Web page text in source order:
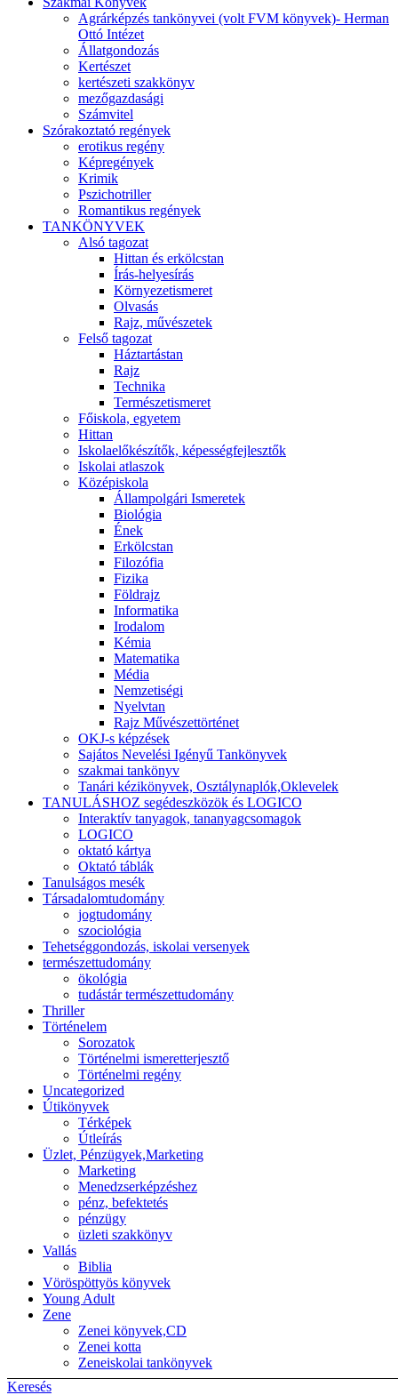
Keresés
Agrárképzés tankönyvei (volt FVM könyvek)- Herman
Ottó Intézet
Állatgondozás
Kertészet
kertészeti szakkönyv
mezőgazdasági
Számvitel
Szórakoztató regények
erotikus regény
Képregények
Krimik
Pszichotriller
Romantikus regények
TANKÖNYVEK
Alsó tagozat
Hittan és erkölcstan
Írás-helyesírás
Környezetismeret
Olvasás
Rajz, művészetek
Felső tagozat
Háztartástan
Rajz
Technika
Természetismeret
Főiskola, egyetem
Hittan
Iskolaelőkészítők, képességfejlesztők
Iskolai atlaszok
Középiskola
Állampolgári Ismeretek
Biológia
Ének
Erkölcstan
Filozófia
Fizika
Földrajz
Informatika
Irodalom
Kémia
Matematika
Média
Nemzetiségi
Nyelvtan
Rajz Művészettörténet
OKJ-s képzések
Sajátos Nevelési Igényű Tankönyvek
szakmai tankönyv
Tanári kézikönyvek, Osztálynaplók,Oklevelek
TANULÁSHOZ segédeszközök és LOGICO
Interaktív tanyagok, tananyagcsomagok
LOGICO
oktató kártya
Oktató táblák
Tanulságos mesék
Társadalomtudomány
jogtudomány
szociológia
Tehetséggondozás, iskolai versenyek
természettudomány
ökológia
tudástár természettudomány
Thriller
Történelem
Sorozatok
Történelmi ismeretterjesztő
Történelmi regény
Uncategorized
Útikönyvek
Térképek
Útleírás
Üzlet, Pénzügyek,Marketing
Marketing
Menedzserképzéshez
pénz, befektetés
pénzügy
üzleti szakkönyv
Vallás
Biblia
Vöröspöttyös könyvek
Young Adult
Zene
Zenei könyvek,CD
Zenei kotta
Zeneiskolai tankönyvek